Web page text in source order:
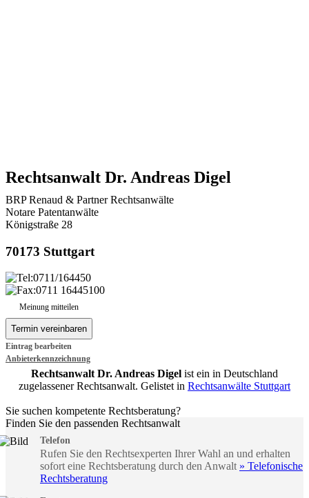
Rechtsanwalt Dr. Andreas Digel
BRP Renaud & Partner Rechtsanwälte
Notare Patentanwälte
Königstraße 28
70173 Stuttgart
0711/164450
0711 16445100
Meinung mitteilen
Eintrag bearbeiten
Anbieterkennzeichnung
Rechtsanwalt Dr. Andreas Digel ist ein in Deutschland
zugelassener Rechtsanwalt. Gelistet in Rechtsanwälte Stuttgart
Sie suchen kompetente Rechtsberatung?
Finden Sie den passenden Rechtsanwalt
Telefon
Rufen Sie den Rechtsexperten Ihrer Wahl an und erhalten
sofort eine Rechtsberatung durch den Anwalt » Telefonische
Rechtsberatung